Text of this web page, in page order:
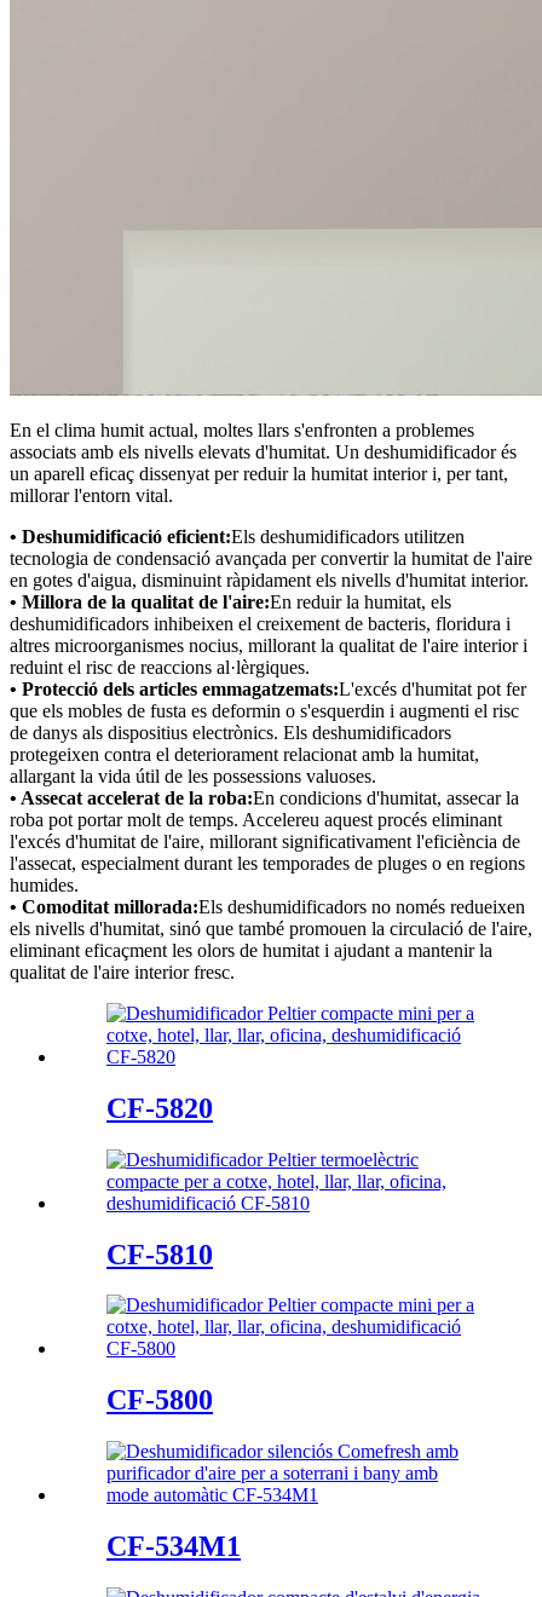
En el clima humit actual, moltes llars s'enfronten a problemes
associats amb els nivells elevats d'humitat. Un deshumidificador és
un aparell eficaç dissenyat per reduir la humitat interior i, per tant,
millorar l'entorn vital.
• Deshumidificació eficient:Els deshumidificadors utilitzen
tecnologia de condensació avançada per convertir la humitat de l'aire
en gotes d'aigua, disminuint ràpidament els nivells d'humitat interior.
• Millora de la qualitat de l'aire:En reduir la humitat, els
deshumidificadors inhibeixen el creixement de bacteris, floridura i
altres microorganismes nocius, millorant la qualitat de l'aire interior i
reduint el risc de reaccions al·lèrgiques.
• Protecció dels articles emmagatzemats:L'excés d'humitat pot fer
que els mobles de fusta es deformin o s'esquerdin i augmenti el risc
de danys als dispositius electrònics. Els deshumidificadors
protegeixen contra el deteriorament relacionat amb la humitat,
allargant la vida útil de les possessions valuoses.
• Assecat accelerat de la roba:En condicions d'humitat, assecar la
roba pot portar molt de temps. Accelereu aquest procés eliminant
l'excés d'humitat de l'aire, millorant significativament l'eficiència de
l'assecat, especialment durant les temporades de pluges o en regions
humides.
• Comoditat millorada:Els deshumidificadors no només redueixen
els nivells d'humitat, sinó que també promouen la circulació de l'aire,
eliminant eficaçment les olors de humitat i ajudant a mantenir la
qualitat de l'aire interior fresc.
CF-5820
CF-5810
CF-5800
CF-534M1